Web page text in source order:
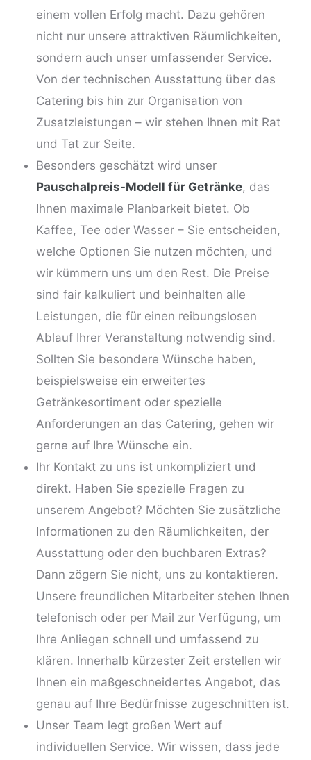
einem vollen Erfolg macht. Dazu gehören
nicht nur unsere attraktiven Räumlichkeiten,
sondern auch unser umfassender Service.
Von der technischen Ausstattung über das
Catering bis hin zur Organisation von
Zusatzleistungen – wir stehen Ihnen mit Rat
und Tat zur Seite.
Besonders geschätzt wird unser
Pauschalpreis-Modell für Getränke, das
Ihnen maximale Planbarkeit bietet. Ob
Kaffee, Tee oder Wasser – Sie entscheiden,
welche Optionen Sie nutzen möchten, und
wir kümmern uns um den Rest. Die Preise
sind fair kalkuliert und beinhalten alle
Leistungen, die für einen reibungslosen
Ablauf Ihrer Veranstaltung notwendig sind.
Sollten Sie besondere Wünsche haben,
beispielsweise ein erweitertes
Getränkesortiment oder spezielle
Anforderungen an das Catering, gehen wir
gerne auf Ihre Wünsche ein.
Ihr Kontakt zu uns ist unkompliziert und
direkt. Haben Sie spezielle Fragen zu
unserem Angebot? Möchten Sie zusätzliche
Informationen zu den Räumlichkeiten, der
Ausstattung oder den buchbaren Extras?
Dann zögern Sie nicht, uns zu kontaktieren.
Unsere freundlichen Mitarbeiter stehen Ihnen
telefonisch oder per Mail zur Verfügung, um
Ihre Anliegen schnell und umfassend zu
klären. Innerhalb kürzester Zeit erstellen wir
Ihnen ein maßgeschneidertes Angebot, das
genau auf Ihre Bedürfnisse zugeschnitten ist.
Unser Team legt großen Wert auf
individuellen Service. Wir wissen, dass jede